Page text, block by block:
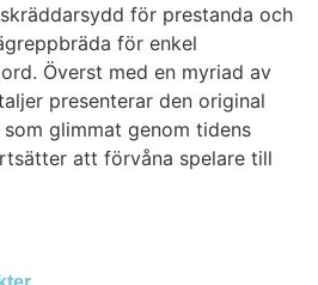
för prestanda och
för enkel
Överst med en myriad av
presenterar den original
glimmat genom tidens
att förvåna spelare till